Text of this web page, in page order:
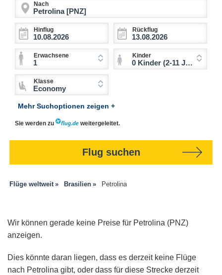
Nach
Hinflug Rückflug
Erwachsene
1
Kinder
0 Kinder (2-11 Jahre)
Klasse
Economy
Mehr Suchoptionen zeigen +
Sie werden zu weitergeleitet.
Flug suchen
Flüge weltweit Brasilien Petrolina
Wir können gerade keine Preise für Petrolina (PNZ)
anzeigen.
Dies könnte daran liegen, dass es derzeit keine Flüge
nach Petrolina gibt, oder dass für diese Strecke derzeit